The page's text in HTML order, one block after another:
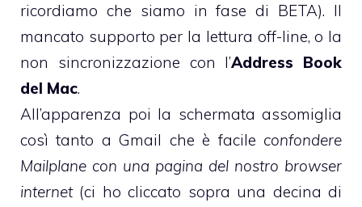
ricordiamo che siamo in fase di BETA). Il
mancato supporto per la lettura off-line, o la
non sincronizzazione con l’Address Book
del Mac.
All’apparenza poi la schermata assomiglia
così tanto a Gmail che è facile confondere
Mailplane con una pagina del nostro browser
internet(ci ho cliccato sopra una decina di